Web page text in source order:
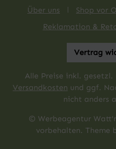
Über uns
Shop vor
Reklamation &
Vertrag
Alle Preise inkl.
Versandkosten und ggf.
nicht anders
© Werbeagentur
vorbehalten. Theme